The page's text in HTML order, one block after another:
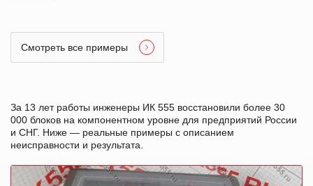
Смотреть все примеры
За 13 лет работы инженеры ИК 555 восстановили более 30
000 блоков на компонентном уровне для предприятий России
и СНГ. Ниже — реальные примеры с описанием
неисправности и результата.